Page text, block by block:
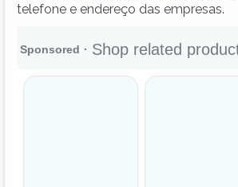
telefone e endereço das empresas.